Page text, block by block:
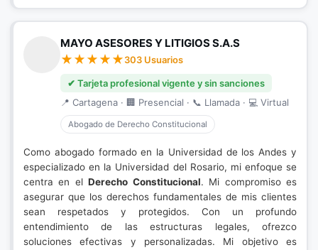
MAYO ASESORES Y LITIGIOS S.A.S
303 Usuarios
✔ Tarjeta profesional vigente y sin sanciones
📍 Cartagena · 🏢 Presencial · 📞 Llamada · 💻 Virtual
Abogado de Derecho Constitucional
Como abogado formado en la Universidad de los Andes y
especializado en la Universidad del Rosario, mi enfoque se
centra en elDerecho Constitucional. Mi compromiso es
asegurar que los derechos fundamentales de mis clientes
sean respetados y protegidos. Con un profundo
entendimiento de las estructuras legales, ofrezco
soluciones efectivas y personalizadas. Mi objetivo es